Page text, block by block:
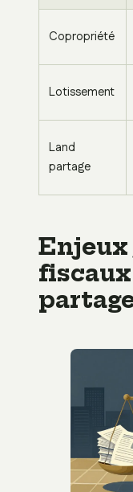
Copropriété
Lotissement
Land
partage